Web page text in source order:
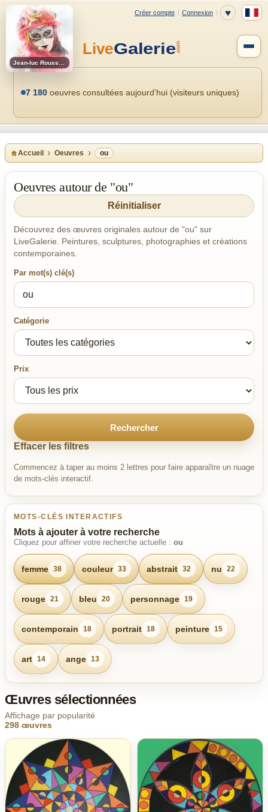
7 180 oeuvres consultées aujourd’hui (visiteurs uniques)
Accueil Oeuvres ou
Oeuvres autour de "ou"
Réinitialiser
Découvrez des œuvres originales autour de "ou" sur
LiveGalerie. Peintures, sculptures, photographies et créations
contemporaines.
Par mot(s) clé(s)
Catégorie
Prix
Rechercher
Effacer les filtres
Commencez à taper au moins 2 lettres pour faire apparaître un nuage
de mots-clés interactif.
MOTS-CLÉS INTERACTIFS
Mots à ajouter à votre recherche
Cliquez pour affiner votre recherche actuelle : ou
femme 38 couleur 33 abstrait 32 nu 22
rouge 21 bleu 20 personnage 19
contemporain 18 portrait 18 peinture 15
art 14 ange 13
Œuvres sélectionnées
Affichage par popularité
298 œuvres